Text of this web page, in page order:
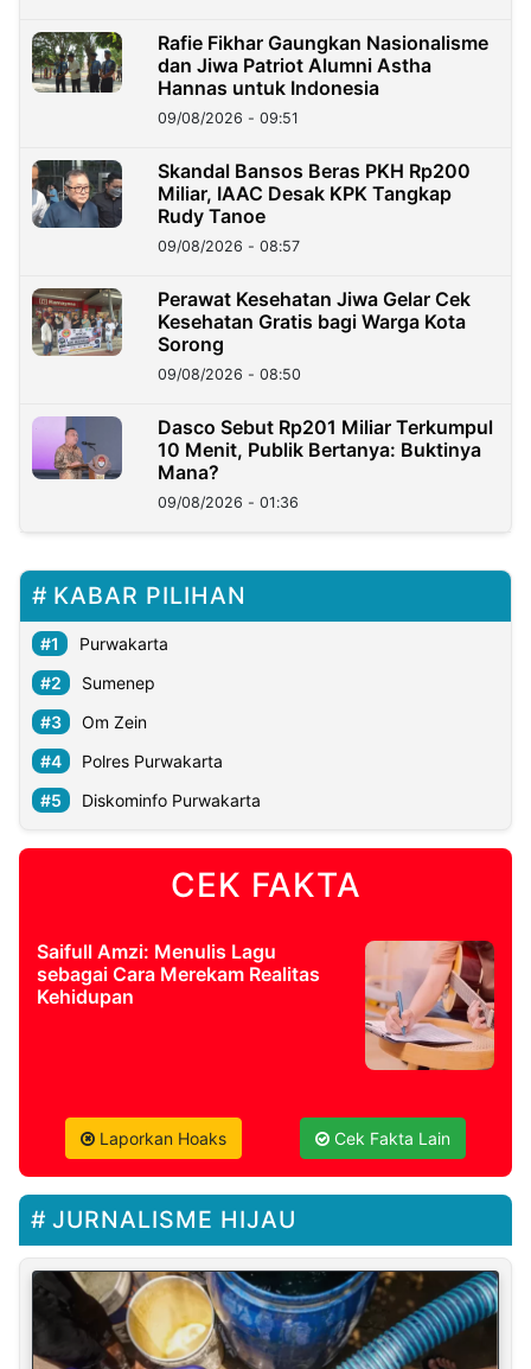
Rafie Fikhar Gaungkan Nasionalisme
dan Jiwa Patriot Alumni Astha
Hannas untuk Indonesia
09/08/2026 - 09:51
Skandal Bansos Beras PKH Rp200
Miliar, IAAC Desak KPK Tangkap
Rudy Tanoe
09/08/2026 - 08:57
Perawat Kesehatan Jiwa Gelar Cek
Kesehatan Gratis bagi Warga Kota
Sorong
09/08/2026 - 08:50
Dasco Sebut Rp201 Miliar Terkumpul
10 Menit, Publik Bertanya: Buktinya
Mana?
09/08/2026 - 01:36
KABAR PILIHAN
Purwakarta
Sumenep
Om Zein
Polres Purwakarta
Diskominfo Purwakarta
CEK FAKTA
Saifull Amzi: Menulis Lagu
sebagai Cara Merekam Realitas
Kehidupan
Laporkan Hoaks Cek Fakta Lain
JURNALISME HIJAU